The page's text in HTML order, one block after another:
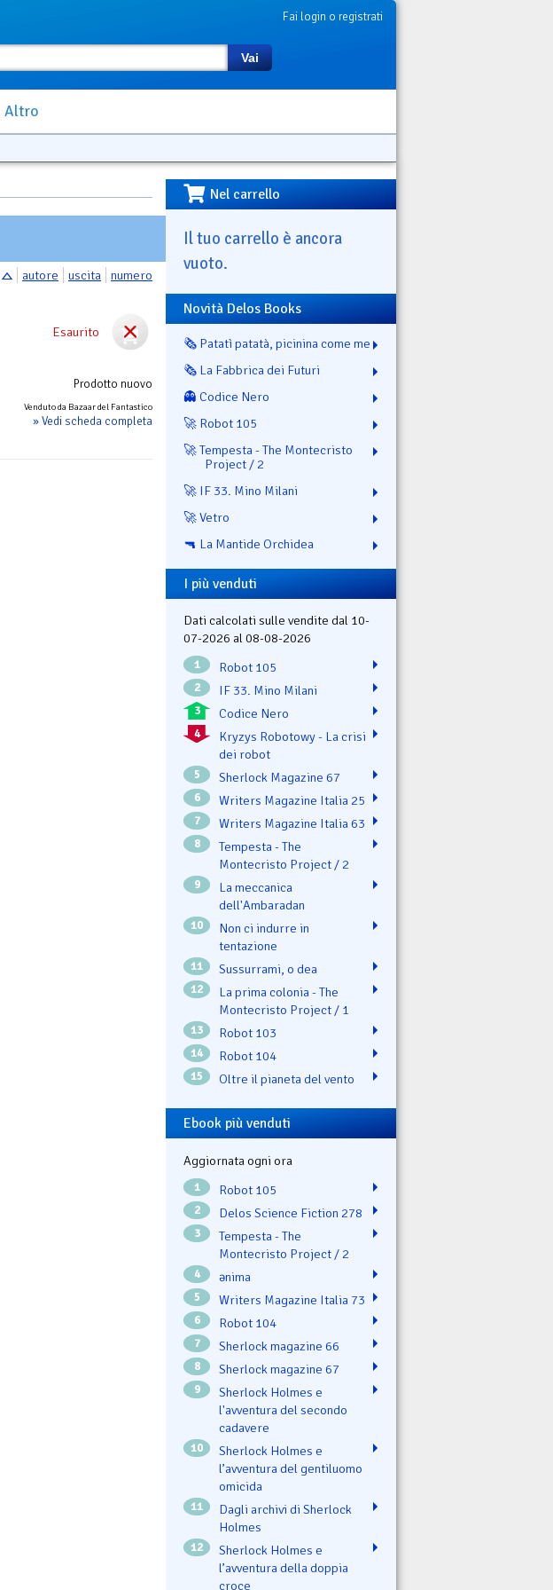
Fai login o registrati
Vai
Altro
autore uscita numero
Esaurito
Prodotto nuovo
Venduto da Bazaar del Fantastico
» Vedi scheda completa
Nel carrello
Il tuo carrello è ancora
vuoto.
Novità Delos Books
🗞️ Patatì patatà, picinina come me
🗞️ La Fabbrica dei Futuri
👻 Codice Nero
🚀 Robot 105
🚀 Tempesta - The Montecristo
Project / 2
🚀 IF 33. Mino Milani
🚀 Vetro
🔫 La Mantide Orchidea
I più venduti
Dati calcolati sulle vendite dal 10-
07-2026 al 08-08-2026
1 Robot 105
2 IF 33. Mino Milani
3 Codice Nero
4
Kryzys Robotowy - La crisi
dei robot
5 Sherlock Magazine 67
6 Writers Magazine Italia 25
7 Writers Magazine Italia 63
8
Tempesta - The
Montecristo Project / 2
9
La meccanica
dell'Ambaradan
10
Non ci indurre in
tentazione
11 Sussurrami, o dea
12
La prima colonia - The
Montecristo Project / 1
13 Robot 103
14 Robot 104
15 Oltre il pianeta del vento
Ebook più venduti
Aggiornata ogni ora
1 Robot 105
2 Delos Science Fiction 278
3
Tempesta - The
Montecristo Project / 2
4 ənima
5 Writers Magazine Italia 73
6 Robot 104
7 Sherlock magazine 66
8 Sherlock magazine 67
9
Sherlock Holmes e
l'avventura del secondo
cadavere
10
Sherlock Holmes e
l’avventura del gentiluomo
omicida
11
Dagli archivi di Sherlock
Holmes
12
Sherlock Holmes e
l’avventura della doppia
croce